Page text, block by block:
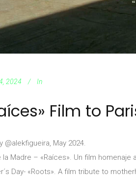
2024 In
Film to
@alekfigueira, May 2024.
la Madre – «Raíces». Un film
Day- «Roots». A film tribute to